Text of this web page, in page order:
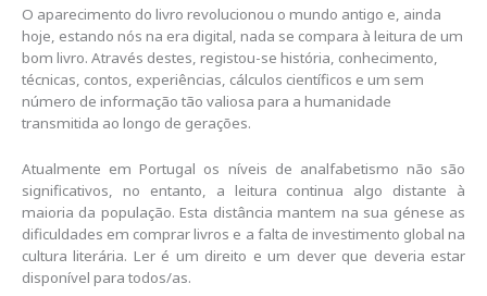
O aparecimento do livro revolucionou o mundo antigo e, ainda
hoje, estando nós na era digital, nada se compara à leitura de um
bom livro. Através destes, registou-se história, conhecimento,
técnicas, contos, experiências, cálculos científicos e um sem
número de informação tão valiosa para a humanidade
transmitida ao longo de gerações.
Atualmente em Portugal os níveis de analfabetismo não são
significativos, no entanto, a leitura continua algo distante à
maioria da população. Esta distância mantem na sua génese as
dificuldades em comprar livros e a falta de investimento global na
cultura literária. Ler é um direito e um dever que deveria estar
disponível para todos/as.